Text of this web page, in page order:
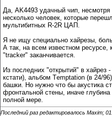
Да, AK4493 удачный чип,
несколько человек, которые
мультибитных R-2R ЦАП.
Я не ищу специально хайрезы,
А так, на всем известном ресурсе,
"trасker" заканчивается.
Из последних "открытий" в хайрез
кстати), альбом Тemptation (в 24/
башки. Но нужно что бы акустика
фронтальной стены, иначе
полной мере.
Последний раз редактировалось Maxim;